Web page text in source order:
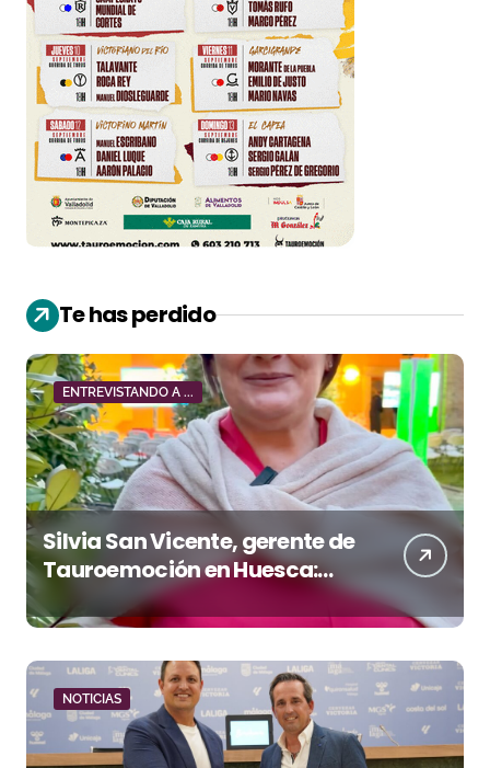
Te has perdido
ENTREVISTANDO A ...
Silvia San Vicente, gerente de
Tauroemoción en Huesca:
«Todas las figuras del toreo
quieren venir a esta feria»
NOTICIAS